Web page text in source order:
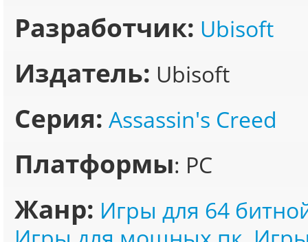
Разработчик: Ubisoft
Издатель: Ubisoft
Серия: Assassin's Creed
Платформы: PC
Жанр: Игры для 64